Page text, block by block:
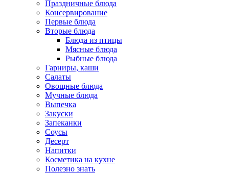
Праздничные блюда
Консервирование
Первые блюда
Вторые блюда
Блюда из птицы
Мясные блюда
Рыбные блюда
Гарниры, каши
Салаты
Овощные блюда
Мучные блюда
Выпечка
Закуски
Запеканки
Соусы
Десерт
Напитки
Косметика на кухне
Полезно знать